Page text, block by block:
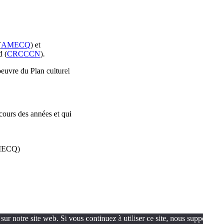
AMECQ) et
(CRCCCN).
du Plan culturel
des années et qui
notre site web. Si vous continuez à utiliser ce site, nous